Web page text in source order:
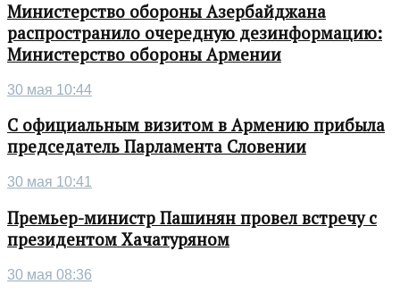
Министерство обороны Азербайджана
распространило очередную дезинформацию:
Министерство обороны Армении
30 мая 10:44
С официальным визитом в Армению прибыла
председатель Парламента Словении
30 мая 10:41
Премьер-министр Пашинян провел встречу с
президентом Хачатуряном
30 мая 08:36